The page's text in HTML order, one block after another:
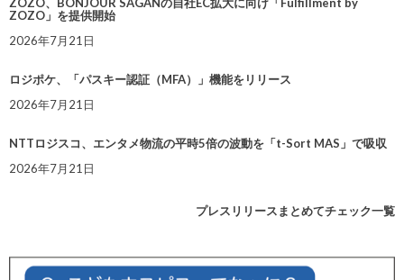
ZOZO、BONJOUR SAGANの自社EC拡大に向け「Fulfillment by
ZOZO」を提供開始
2026年7月21日
ロジポケ、「パスキー認証（MFA）」機能をリリース
2026年7月21日
NTTロジスコ、エンタメ物流の平時5倍の波動を「t-Sort MAS」で吸収
2026年7月21日
プレスリリースまとめてチェック一覧